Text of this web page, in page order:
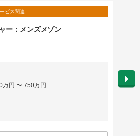
ビス関連
ー：メンズメゾン
円 〜 750万円
勤務
英語
給